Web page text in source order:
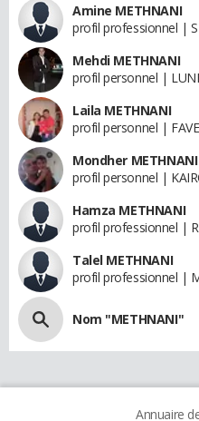
Amine METHNANI
profil professionnel |
Mehdi METHNANI
profil personnel |
Laila METHNANI
profil personnel |
Mondher METHNANI
profil personnel |
Hamza METHNANI
profil professionnel |
Talel METHNANI
profil professionnel |
Nom "METHNANI"
Annuaire